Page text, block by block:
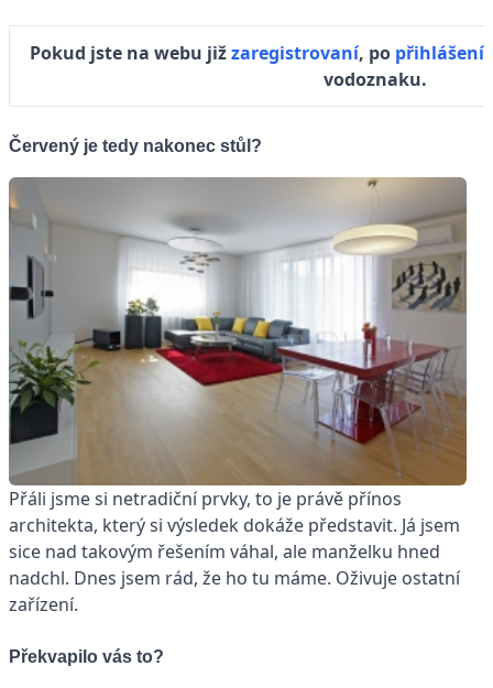
Pokud jste na webu jižzaregistrovaní, po přihlášení
vodoznaku.
Červený je tedy nakonec stůl?
Přáli jsme si netradiční prvky, to je právě přínos
architekta, který si výsledek dokáže představit. Já jsem
sice nad takovým řešením váhal, ale manželku hned
nadchl. Dnes jsem rád, že ho tu máme. Oživuje ostatní
zařízení.
Překvapilo vás to?